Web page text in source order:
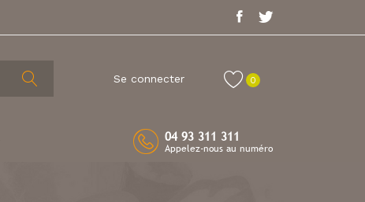
0
Se connecter
04 93 311 311
Appelez-nous au numéro